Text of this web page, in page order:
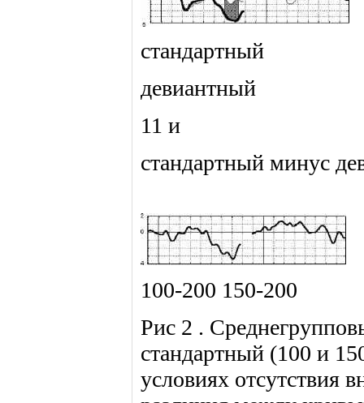
стандартный
девиантный
11 и
стандартный минус
100-200 150-200
Рис 2 .
стандартный (100 и
условиях отсутствия